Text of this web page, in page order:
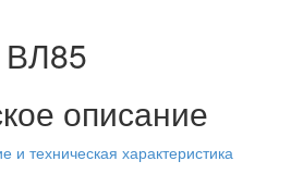
ВЛ85
описание
и техническая характеристика